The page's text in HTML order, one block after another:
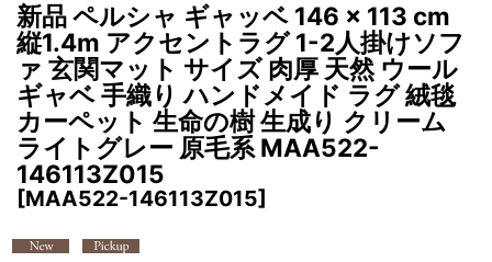
新品 ペルシャ ギャッベ 146 × 113 cm
縦1.4m アクセントラグ 1-2人掛けソフ
ァ 玄関マット サイズ 肉厚 天然 ウール
ギャベ 手織り ハンドメイド ラグ 絨毯
カーペット 生命の樹 生成り クリーム
ライトグレー 原毛系 MAA522-
146113Z015
[MAA522-146113Z015]